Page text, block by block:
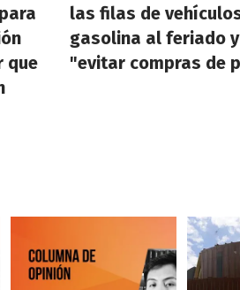
que
las filas de
gasolina al feriado
"evitar compras de